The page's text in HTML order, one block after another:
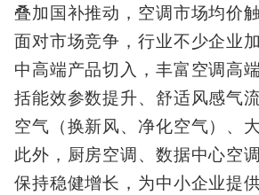
叠加国补推动，空调市场均价
面对市场竞争，行业不少企业
中高端产品切入，丰富空调高
括能效参数提升、舒适风感气
空气（换新风、净化空气）、
此外，厨房空调、数据中心空
保持稳健增长，为中小企业提